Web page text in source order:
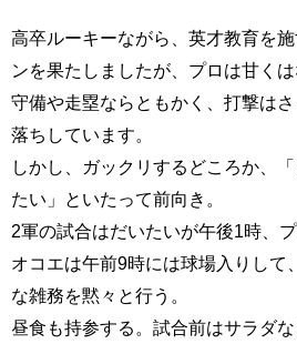
高卒ルーキーながら、英才教育を
ンを果たしましたが、プロは甘くは
守備や走塁ならともかく、打撃は
落ちしています。
しかし、ガックリするどころか、
たい」といたって前向き。
2軍の試合はだいたいが午後1時、プ
オコエは午前9時には球場入りして
な雑務を黙々と行う。
昼食も持参する。試合前はサラダ